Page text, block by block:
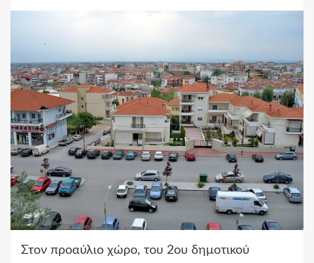
Στον προαύλιο χώρο, του 2ου δημοτικού